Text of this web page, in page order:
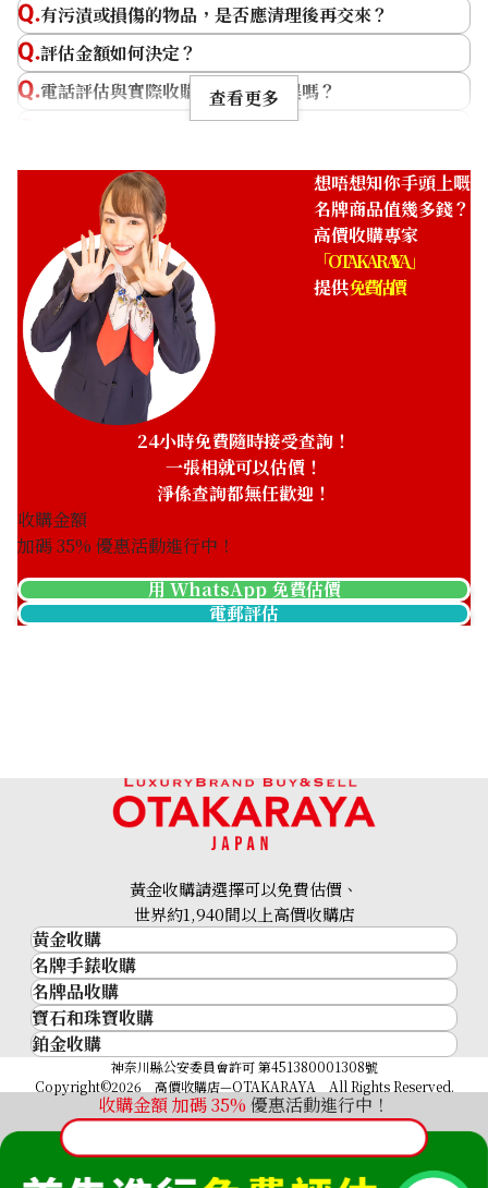
內層污漬
手袋內層出現墨水污漬。
原皮污漬
因經年老化而出現變色的狀
有污漬或損傷的物品，是否應清理後再交來？
評估金額如何決定？
電話評估與實際收購價格會有差異嗎？
猶豫是否出售，能否只做評估？
單件物品也能評估嗎？
為什麼名牌商品的價格較為穩定且高價？
名牌商品通常能賣多高價？
名牌商品的最佳出售時機是什麼時候？
查看更多
想唔想知你手頭上嘅
名牌商品值幾多錢？
高價收購專家
「OTAKARAYA」
提供免費估價
24小時免費隨時接受查詢！
一張相就可以估價！
淨係查詢都無任歡迎！
收購金額
加碼35% 優惠活動進行中！
用 WhatsApp 免費估價
電郵評估
收購金額 加碼35% 優惠活動進行中！
黃金收購請選擇可以免費估價、
世界約1,940間以上高價收購店
黃金收購
黃金･金條
金條
金幣及銀幣
過去十年黃金價格
金飾
金頸鍊
名牌手錶收購
名牌手錶收購
勞力士 (Rolex)
Patek Philippe
Audemars Piguet
Vacheron Constantin
A. Lange & Söhne
Breguet
名牌品收購
名牌品收購
HERMES
LOUIS VUITTON
CHANEL
卡地亞（Cartier）
CELINE
寶石和珠寶收購
寶石和珠寶
祖母綠
藍寶石
紅寶石
鉑金收購
神奈川縣公安委員會許可 第451380001308號
Copyright©2026 高價收購店—OTAKARAYA All Rights Reserved.